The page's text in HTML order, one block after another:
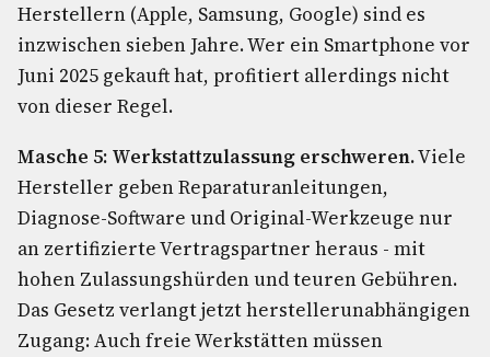
Herstellern (Apple, Samsung, Google) sind es
inzwischen sieben Jahre. Wer ein Smartphone vor
Juni 2025 gekauft hat, profitiert allerdings nicht
von dieser Regel.
Masche 5: Werkstattzulassung erschweren.Viele
Hersteller geben Reparaturanleitungen,
Diagnose-Software und Original-Werkzeuge nur
an zertifizierte Vertragspartner heraus - mit
hohen Zulassungshürden und teuren Gebühren.
Das Gesetz verlangt jetzt herstellerunabhängigen
Zugang: Auch freie Werkstätten müssen